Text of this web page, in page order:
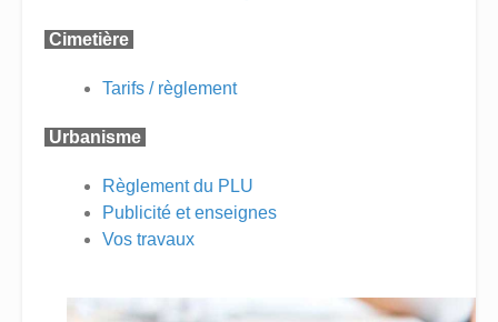
Cimetière
Tarifs / règlement
Urbanisme
Règlement du PLU
Publicité et enseignes
Vos travaux